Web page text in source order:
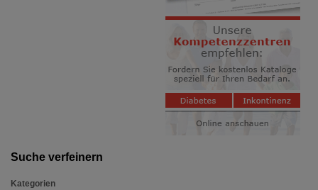
Suche verfeinern
Kategorien